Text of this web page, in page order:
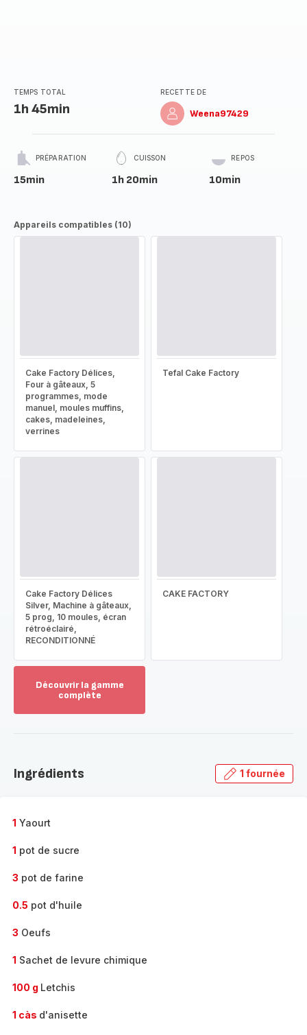
TEMPS TOTAL
1h 45min
RECETTE DE
Weena97429
PRÉPARATION
15min
CUISSON
1h 20min
REPOS
10min
Appareils compatibles (10)
Cake Factory Délices,
Four à gâteaux, 5
programmes, mode
manuel, moules muffins,
cakes, madeleines,
verrines
Tefal Cake Factory
Cake Factory Délices
Silver, Machine à gâteaux,
5 prog, 10 moules, écran
rétroéclairé,
RECONDITIONNÉ
CAKE FACTORY
Découvrir la gamme
complète
gamme
Ingrédients 1 fournée
1 Yaourt
1 pot de sucre
3 pot de farine
0.5 pot d'huile
3 Oeufs
1 Sachet de levure chimique
100 g Letchis
1 càs d'anisette